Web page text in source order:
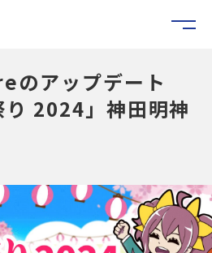
のアップデート
り 2024」神田明神